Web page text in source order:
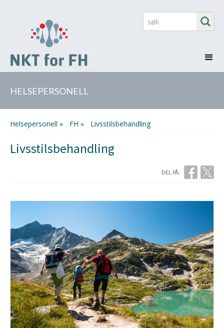
HELSEPERSONELL
Helsepersonell » FH » Livsstilsbehandling
Livsstilsbehandling
DEL PÅ: